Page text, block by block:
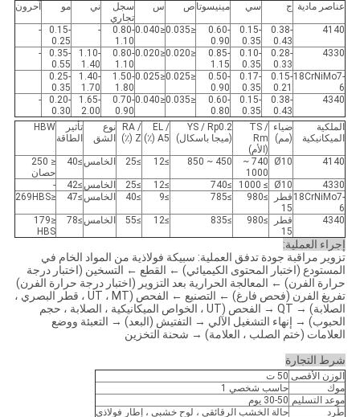
عناصر مادية ج سي مينيسوتا ص س
سجل
تجاري
ني مو آحرون
4140
0.38-
0.43
0.15-
0.35
0.60-
0.90
≤0.035
≤0.040
0.80-
1.10
-
0.15-
0.25
-
4330
0.28-
0.33
0.10-
0.35
0.85-
1.15
≤0.020
≤0.020
0.80-
1.10
1.10-
1.40
0.35-
0.55
-
18CrNiMo7-
6
0.15-
0.21
0.17-
0.35
0.50-
0.90
≤0.025
≤0.025
1.50-
1.80
1.40-
1.70
0.25-
0.35
4340
0.38-
0.43
0.15-
0.35
0.60-
0.80
≤0.035
≤0.040
0.70-
0.90
1.65-
2.00
0.20-
0.30
-
الملكية
الميكانيكية
ضياء
(مم)
TS /
Rm
(الأم)
YS / Rp0.2
(ميجا باسكال)
EL /
A5 (٪)
RA /
Z (٪)
نوع
الشق
تأثير
الطاقة
HBW
4140
Ø10
740 ~
1000
450 ~ 850
≥12
≥25 الخامس ≥40
≤ 250
حصان
4330
Ø10
≥ 1000
≥740
≥12
≥25 الخامس ≥42
-
18CrNiMo7-
6
قطر
15
≥980
≥785
≥9
≥40 الخامس ≥47
≤269HBS
4340
قطر
15
≥980
≥835
≥12
≥55 الخامس ≥78
≤179
HBS
إجراء العملية:
تزوير مراقبة جودة تدفق العملية: سبيكة فولاذية من المواد الخام في
المستودع (اختبار المحتوى الكيميائي) ← القطع ← التسخين (اختبار درجة
حرارة الفرن) ← المعالجة الحرارية بعد التزوير (اختبار درجة حرارة الفرن)
تفريغ الفرن (فحص فارغ) ← التصنيع ← الفحص (UT ، MT ، قطر البصري ،
الصلابة) → QT → الفحص (UT ، الخواص الميكانيكية ، الصلابة ، حجم
الحبوب) → إنهاء التشغيل الآلي → التفتيش (البعد) → التعبئة ووضع
العلامات (ختم الصلب ، العلامة) → شحنة التخزين
شرط التجارة
الوزن الأقصى 50 ت
موك
حاسب شخصي 1
موعد التسليم 30-50 يوم
طَرد
حالة الخشب الرقائقي ، لوح خشبي ، إطار فولاذي